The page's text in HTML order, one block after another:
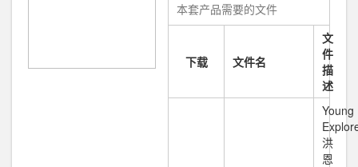
本套产品需要的文件
下载 文件名
文
件
描
述
Young
洪
恩